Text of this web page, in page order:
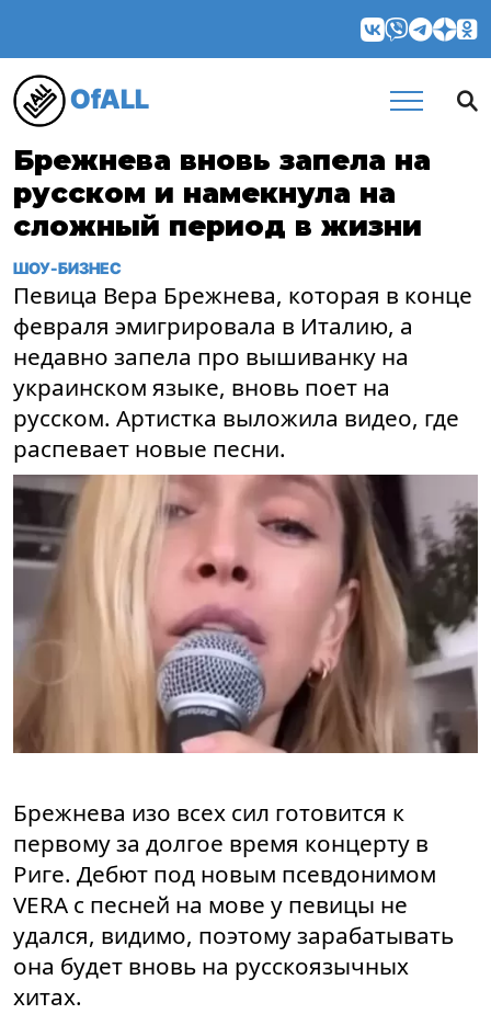
OfALL
Брежнева вновь запела на
русском и намекнула на
сложный период в жизни
ШОУ-БИЗНЕС
Певица Вера Брежнева, которая в конце
февраля эмигрировала в Италию, а
недавно запела про вышиванку на
украинском языке, вновь поет на
русском. Артистка выложила видео, где
распевает новые песни.
Брежнева изо всех сил готовится к
первому за долгое время концерту в
Риге. Дебют под новым псевдонимом
VERA с песней на мове у певицы не
удался, видимо, поэтому зарабатывать
она будет вновь на русскоязычных
хитах.